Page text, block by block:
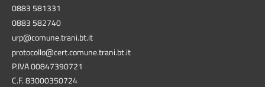
0883 581331
0883 582740
urp@comune.trani.bt.it
protocollo@cert.comune.trani.bt.it
P.IVA 00847390721
C.F. 83000350724